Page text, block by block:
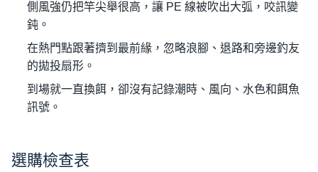
側風強仍把竿尖舉很高，讓 PE 線被吹出大弧，咬訊變
鈍。
在熱門點跟著擠到最前緣，忽略浪腳、退路和旁邊釣友
的拋投扇形。
到場就一直換餌，卻沒有記錄潮時、風向、水色和餌魚
訊號。
選購檢查表